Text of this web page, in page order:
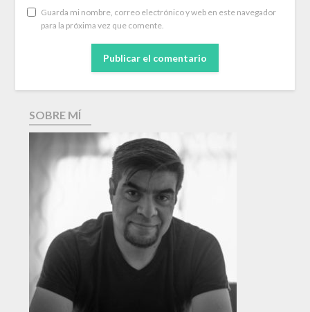
Guarda mi nombre, correo electrónico y web en este navegador
para la próxima vez que comente.
SOBRE MÍ